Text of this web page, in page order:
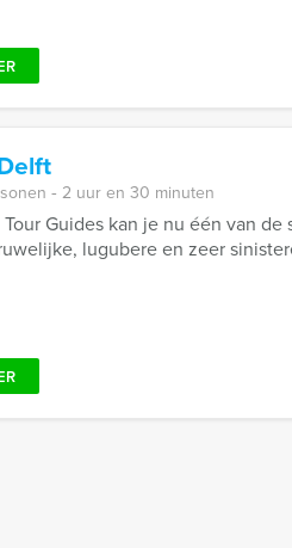
‐ 2 uur en 30 minuten
Guides kan je nu één van
lugubere en zeer